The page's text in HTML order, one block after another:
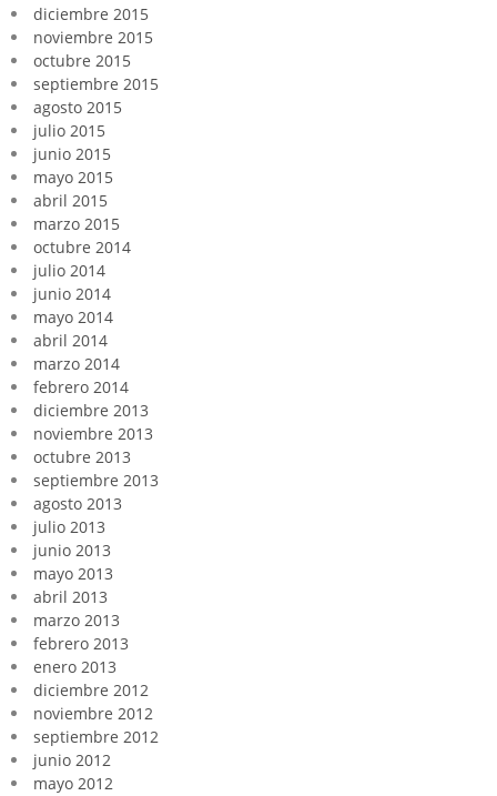
diciembre 2015
noviembre 2015
octubre 2015
septiembre 2015
agosto 2015
julio 2015
junio 2015
mayo 2015
abril 2015
marzo 2015
octubre 2014
julio 2014
junio 2014
mayo 2014
abril 2014
marzo 2014
febrero 2014
diciembre 2013
noviembre 2013
octubre 2013
septiembre 2013
agosto 2013
julio 2013
junio 2013
mayo 2013
abril 2013
marzo 2013
febrero 2013
enero 2013
diciembre 2012
noviembre 2012
septiembre 2012
junio 2012
mayo 2012